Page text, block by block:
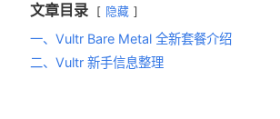
文章目录 隐藏
一、Vultr Bare Metal 全新套餐介绍
二、Vultr 新手信息整理